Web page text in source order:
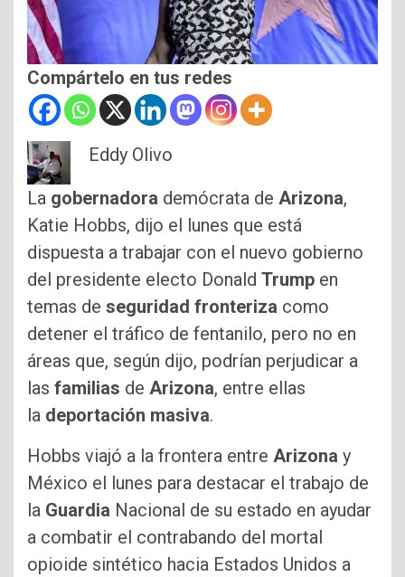
Compártelo en tus redes
Eddy Olivo
La gobernadora demócrata de Arizona,
Katie Hobbs, dijo el lunes que está
dispuesta a trabajar con el nuevo gobierno
del presidente electo Donald Trump en
temas de seguridad fronteriza como
detener el tráfico de fentanilo, pero no en
áreas que, según dijo, podrían perjudicar a
las familias de Arizona, entre ellas
la deportación masiva.
Hobbs viajó a la frontera entre Arizona y
México el lunes para destacar el trabajo de
la Guardia Nacional de su estado en ayudar
a combatir el contrabando del mortal
opioide sintético hacia Estados Unidos a